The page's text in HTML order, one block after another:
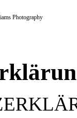
Photography